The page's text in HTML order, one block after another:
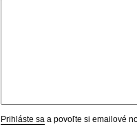
Prihláste sa a povoľte si emailové